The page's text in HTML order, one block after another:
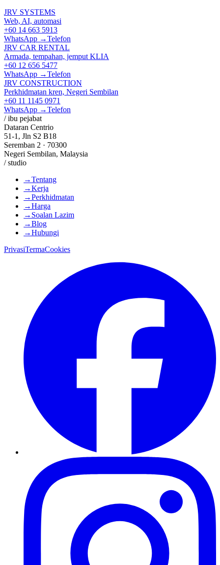
JRV SYSTEMS
Web, AI, automasi
+60 14 663 5913
WhatsApp →Telefon
JRV CAR RENTAL
Armada, tempahan, jemput KLIA
+60 12 656 5477
WhatsApp →Telefon
JRV CONSTRUCTION
Perkhidmatan kren, Negeri Sembilan
+60 11 1145 0971
WhatsApp →Telefon
/ ibu pejabat
Dataran Centrio
51-1, Jln S2 B18
Seremban 2 · 70300
Negeri Sembilan, Malaysia
/ studio
→Tentang
→Kerja
→Perkhidmatan
→Harga
→ Soalan Lazim
→Blog
→Hubungi
PrivasiTermaCookies